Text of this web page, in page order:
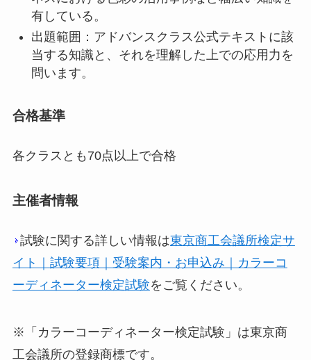
有している。
出題範囲：アドバンスクラス公式テキストに該
当する知識と、それを理解した上での応用力を
問います。
合格基準
各クラスとも70点以上で合格
主催者情報
試験に関する詳しい情報は東京商工会議所検定サ
イト｜試験要項｜受験案内・お申込み｜カラーコ
ーディネーター検定試験をご覧ください。
※「カラーコーディネーター検定試験」は東京商
工会議所の登録商標です。